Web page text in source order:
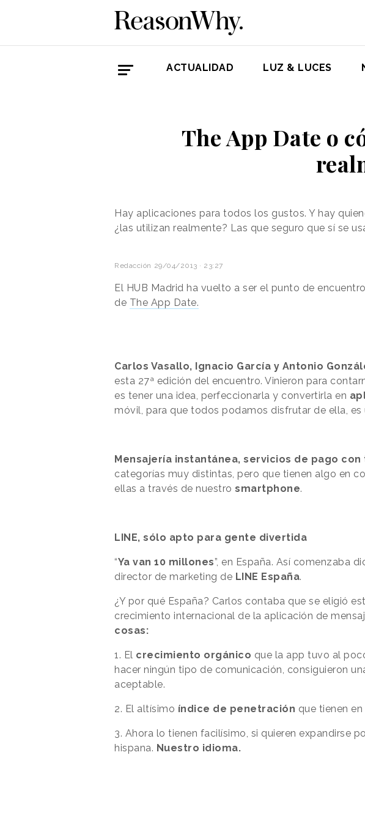
ACTUALIDAD LUZ & LUCES
The App Date o
Hay aplicaciones para todos los gustos. Y hay
¿las utilizan realmente? Las que seguro que sí se
Redacción 29/04/2013 · 23:27
El HUB Madrid ha vuelto a ser el punto de
de The App Date.
Carlos Vasallo, Ignacio García y Antonio
esta 27ª edición del encuentro. Vinieron para
es tener una idea, perfeccionarla y convertirla en
móvil, para que todos podamos disfrutar de ella,
Mensajería instantánea, servicios de pago
categorías muy distintas, pero que tienen algo en
ellas a través de nuestro smartphone.
LINE, sólo apto para gente divertida
“Ya van 10 millones”, en España. Así comenzaba
director de marketing de LINE España.
¿Y por qué España? Carlos contaba que se eligió
crecimiento internacional de la aplicación de
cosas:
1. El crecimiento orgánico que la app tuvo al
hacer ningún tipo de comunicación, consiguieron
aceptable.
2. El altísimo índice de penetración que tienen
3. Ahora lo tienen facilísimo, si quieren expandirse
hispana. Nuestro idioma.